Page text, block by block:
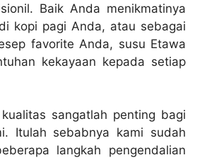
Baik Anda menikmatinya
kopi pagi Anda, atau sebagai
favorite Anda, susu Etawa
kekayaan kepada setiap
sangatlah penting bagi
Itulah sebabnya kami sudah
langkah pengendalian